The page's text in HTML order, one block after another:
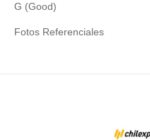
G (Good)
Fotos Referenciales